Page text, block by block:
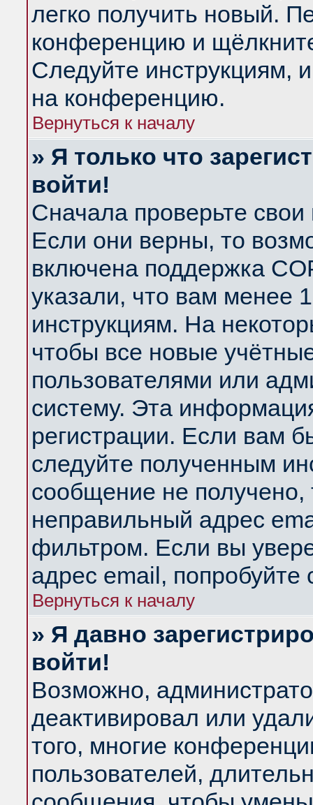
легко получить новый.
конференцию и
Следуйте инструкциям,
на конференцию.
Вернуться к началу
» Я только что
войти!
Сначала проверьте
Если они верны, то
включена поддержка
указали, что вам менее
инструкциям. На
чтобы все новые
пользователями или
систему. Эта
регистрации. Если вам
следуйте полученным
сообщение не получено,
неправильный адрес
фильтром. Если вы
адрес email, попробуйте
Вернуться к началу
» Я давно
войти!
Возможно,
деактивировал или
того, многие
пользователей,